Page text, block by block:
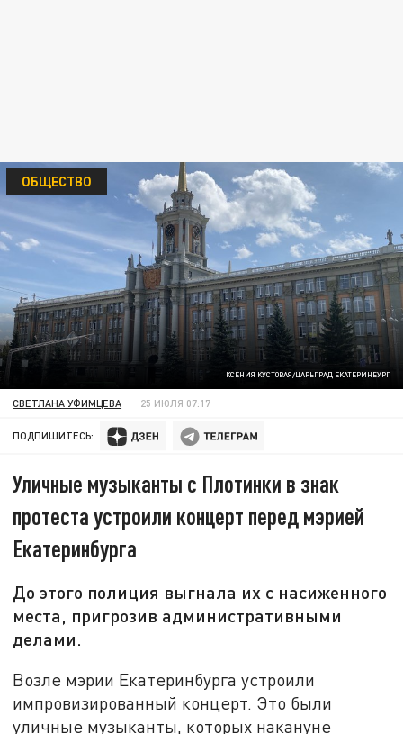
КСЕНИЯ КУСТОВАЯ/ЦАРЬГРАД ЕКАТЕРИНБУРГ
ОБЩЕСТВО
СВЕТЛАНА УФИМЦЕВА 25 ИЮЛЯ 07:17
ПОДПИШИТЕСЬ:
Уличные музыканты с Плотинки в знак
протеста устроили концерт перед мэрией
Екатеринбурга
До этого полиция выгнала их с насиженного
места, пригрозив административными
делами.
Возле мэрии Екатеринбурга устроили
импровизированный концерт. Это были
уличные музыканты, которых накануне